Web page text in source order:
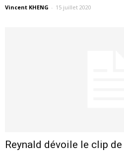
Vincent KHENG - 15 juillet 2020
Reynald dévoile le clip de